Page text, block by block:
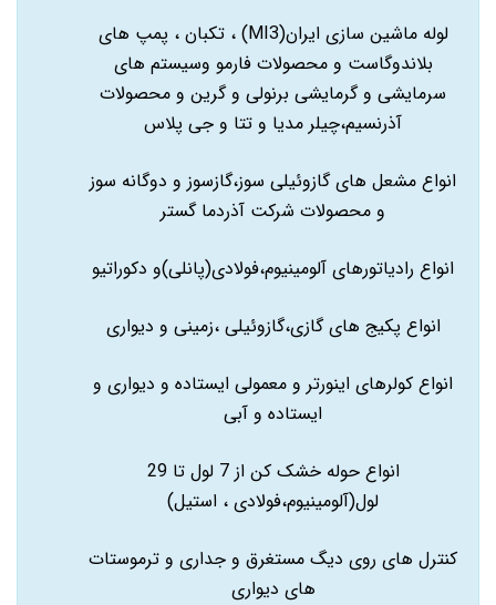
لوله ماشین سازی ایران(MI3) ، تکبان ، پمپ های
بلاندوگاست و محصولات فارمو وسیستم های
سرمایشی و گرمایشی برنولی و گرین و محصولات
آذرنسیم،چیلر مدیا و تتا و جی پلاس
انواع مشعل های گازوئیلی سوز،گازسوز و دوگانه سوز
و محصولات شرکت آذردما گستر
انواع رادیاتورهای آلومینیوم،فولادی(پانلی)و دکوراتیو
انواع پکیج های گازی،گازوئیلی ،زمینی و دیواری
انواع کولرهای اینورتر و معمولی ایستاده و دیواری و
ایستاده و آبی
انواع حوله خشک کن از 7 لول تا 29
لول(آلومینیوم،فولادی ، استیل)
کنترل های روی دیگ مستغرق و جداری و ترموستات
های دیواری